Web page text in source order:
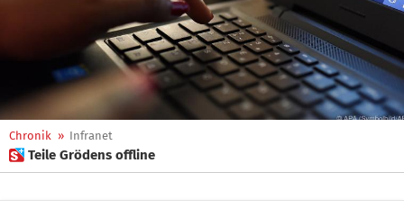
Chronik » Infranet
 Teile Grödens offline